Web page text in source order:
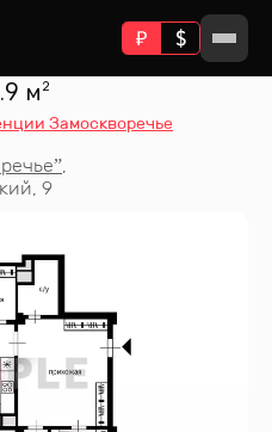
м²
Замоскворечье
”,
9